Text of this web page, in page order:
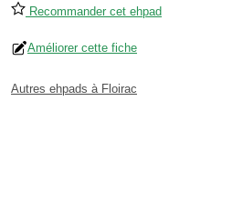
Recommander cet ehpad
Améliorer cette fiche
Autres ehpads à Floirac